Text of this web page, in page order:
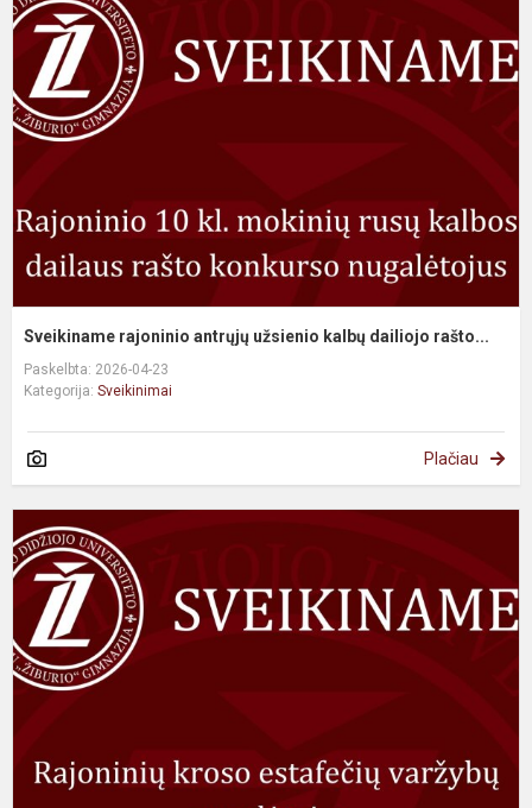
Sveikiname rajoninio antrųjų užsienio kalbų dailiojo rašto...
Paskelbta: 2026-04-23
Kategorija: Sveikinimai
Plačiau